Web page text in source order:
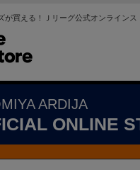
が買える！Ｊリーグ公式オンラインス
ARDIJA
ONLINE